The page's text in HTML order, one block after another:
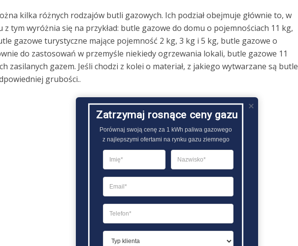
kilka różnych rodzajów butli gazowych. Ich podział obejmuje głównie to, w
z tym wyróżnia się na przykład: butle gazowe do domu o pojemnościach 11 kg,
gazowe turystyczne mające pojemność 2 kg, 3 kg i 5 kg, butle gazowe o
do zastosowań w przemyśle niekiedy ogrzewania lokali, butle gazowe 11
zasilanych gazem. Jeśli chodzi z kolei o materiał, z jakiego wytwarzane są butle
grubości..
Zatrzymaj rosnące ceny gazu
Porównaj swoją cenę za 1 kWh paliwa gazowego
z najlepszymi ofertami na rynku gazu ziemnego